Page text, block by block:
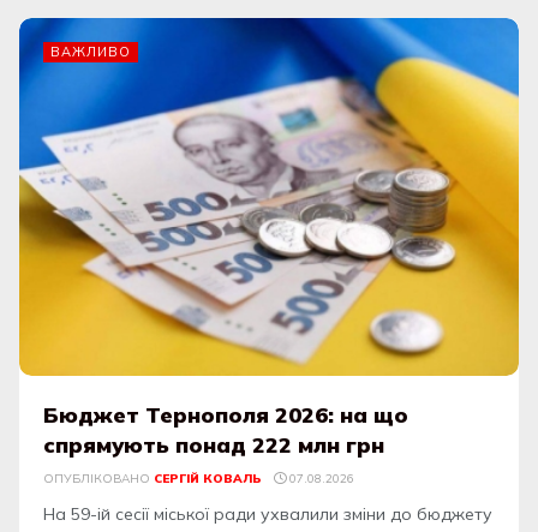
ВАЖЛИВО
Бюджет Тернополя 2026: на що
спрямують понад 222 млн грн
ОПУБЛІКОВАНО СЕРГІЙ КОВАЛЬ 07.08.2026
На 59-ій сесії міської ради ухвалили зміни до бюджету